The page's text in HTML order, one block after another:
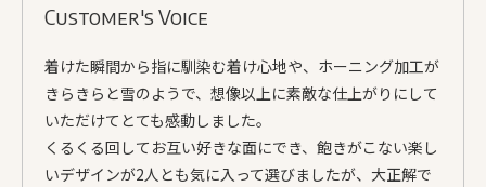
Customer's Voice
着けた瞬間から指に馴染む着け心地や、ホーニング加工が
きらきらと雪のようで、想像以上に素敵な仕上がりにして
いただけてとても感動しました。
くるくる回してお互い好きな面にでき、飽きがこない楽し
いデザインが2人とも気に入って選びましたが、大正解で